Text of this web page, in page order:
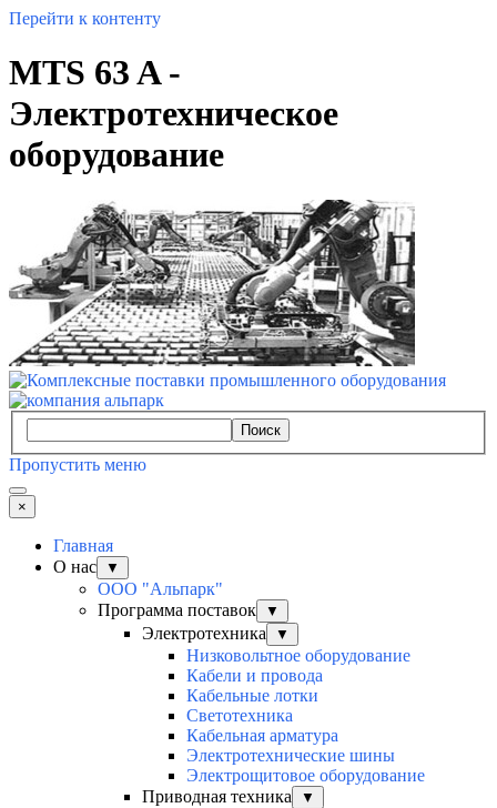
Перейти к контенту
MTS 63 A -
Электротехническое
оборудование
Поиск
Пропустить меню
×
Главная
О нас
▼
ООО "Альпарк"
Программа поставок
▼
Электротехника ▼
Низковольтное оборудование
Кабели и провода
Кабельные лотки
Светотехника
Кабельная арматура
Электротехнические шины
Электрощитовое оборудование
Приводная техника
▼